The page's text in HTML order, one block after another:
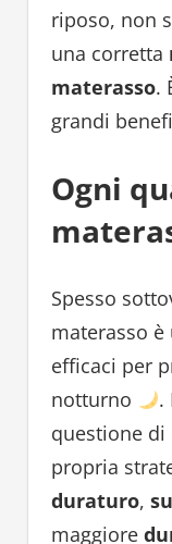
riposo, non
una corretta
materasso.
grandi
Ogni
Spesso
materasso
efficaci per
notturno
.
questione di
propria
duraturo,
maggiore